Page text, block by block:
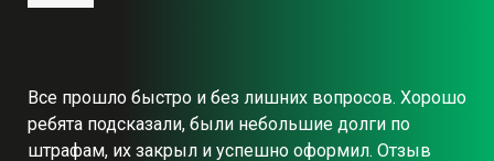
Все прошло быстро и без лишних вопросов. Хорошо
ребята подсказали, были небольшие долги по
штрафам, их закрыл и успешно оформил. Отзыв